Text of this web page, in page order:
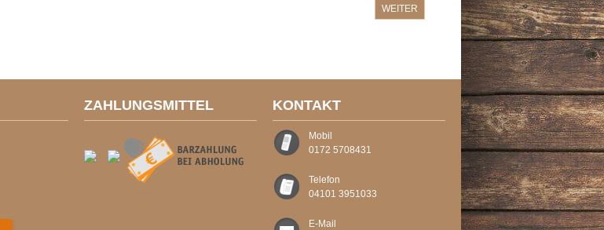
WEITER
ZAHLUNGSMITTEL KONTAKT
Mobil
0172 5708431
Telefon
04101 3951033
E-Mail